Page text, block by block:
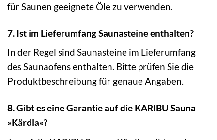
für Saunen geeignete Öle zu verwenden.
7. Ist im Lieferumfang Saunasteine enthalten?
In der Regel sind Saunasteine im Lieferumfang
des Saunaofens enthalten. Bitte prüfen Sie die
Produktbeschreibung für genaue Angaben.
8. Gibt es eine Garantie auf die KARIBU Sauna
»Kärdla«?